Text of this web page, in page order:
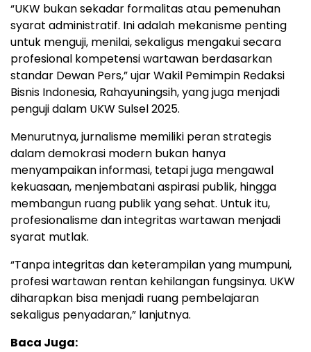
“UKW bukan sekadar formalitas atau pemenuhan
syarat administratif. Ini adalah mekanisme penting
untuk menguji, menilai, sekaligus mengakui secara
profesional kompetensi wartawan berdasarkan
standar Dewan Pers,” ujar Wakil Pemimpin Redaksi
Bisnis Indonesia, Rahayuningsih, yang juga menjadi
penguji dalam UKW Sulsel 2025.
Menurutnya, jurnalisme memiliki peran strategis
dalam demokrasi modern bukan hanya
menyampaikan informasi, tetapi juga mengawal
kekuasaan, menjembatani aspirasi publik, hingga
membangun ruang publik yang sehat. Untuk itu,
profesionalisme dan integritas wartawan menjadi
syarat mutlak.
“Tanpa integritas dan keterampilan yang mumpuni,
profesi wartawan rentan kehilangan fungsinya. UKW
diharapkan bisa menjadi ruang pembelajaran
sekaligus penyadaran,” lanjutnya.
Baca Juga: